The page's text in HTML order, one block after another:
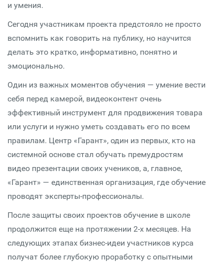
и умения.
Сегодня участникам проекта предстояло не просто
вспомнить как говорить на публику, но научится
делать это кратко, информативно, понятно и
эмоционально.
Один из важных моментов обучения — умение вести
себя перед камерой, видеоконтент очень
эффективный инструмент для продвижения товара
или услуги и нужно уметь создавать его по всем
правилам. Центр «Гарант», один из первых, кто на
системной основе стал обучать премудростям
видео презентации своих учеников, а, главное,
«Гарант» — единственная организация, где обучение
проводят эксперты-профессионалы.
После защиты своих проектов обучение в школе
продолжится еще на протяжении 2-х месяцев. На
следующих этапах бизнес-идеи участников курса
получат более глубокую проработку с опытными